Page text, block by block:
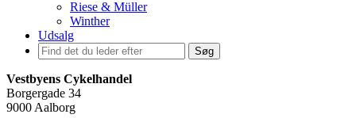
Riese & Müller
Winther
Udsalg
Søg
Vestbyens Cykelhandel
Borgergade 34
9000 Aalborg